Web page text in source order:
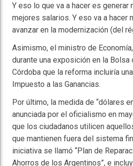
Y eso lo que va a hacer es generar
mejores salarios. Y eso va a hacer
avanzar en la modernización (del
Asimismo, el ministro de
durante una exposición en la Bolsa
Córdoba que la reforma incluiría
Impuesto a las Ganancias.
Por último, la medida de “dólares
anunciada por el oficialismo en
que los ciudadanos utilicen
que mantienen fuera del sistema
iniciativa se llamó “Plan de
Ahorros de los Argentinos”, e